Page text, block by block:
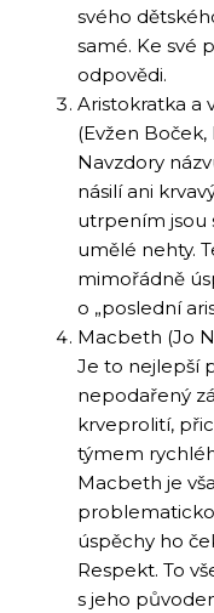
svého
samé. Ke své
odpovědi.
Aristokratka a
(Evžen
Navzdory
násilí ani
utrpením jsou
umělé nehty.
mimořádně
o „poslední
Macbeth (Jo
Je to nejlepší
nepodařený
krveprolití,
týmem
Macbeth je
úspěchy ho
Respekt. To
s jeho